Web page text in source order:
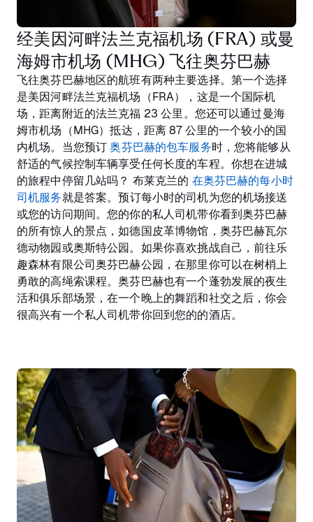
经美因河畔法兰克福机场 (FRA) 或曼
海姆市机场 (MHG) 飞往奥芬巴赫
飞往奥芬巴赫地区的航班有两种主要选择。第一个选择
是美因河畔法兰克福机场（FRA），这是一个国际机
场，距离附近的法兰克福 23 公里。您还可以通过曼海
姆市机场（MHG）抵达，距离 87 公里的一个较小的国
内机场。当您预订奥芬巴赫的包车服务时，您将能够从
舒适的气候控制车辆享受任何长度的车程。你想在进城
的旅程中停留几站吗？ 布莱克兰的 在奥芬巴赫的每小时
司机服务就是答案。预订每小时的司机为您的机场接送
或您的访问期间。您的你的私人司机带你看到奥芬巴赫
的所有惊人的景点，如德国皮革博物馆，奥芬巴赫瓦尔
德动物园或奥斯特公园。如果你喜欢挑战自己，前往乐
趣森林有限公司奥芬巴赫公园，在那里你可以在树梢上
勇敢的高绳索课程。奥芬巴赫也有一个蓬勃发展的夜生
活和俱乐部场景，在一个晚上的舞蹈和社交之后，你会
很高兴有一个私人司机带你回到您的的酒店。